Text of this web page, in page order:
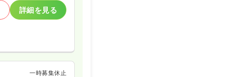
詳細を見る
一時募集休止